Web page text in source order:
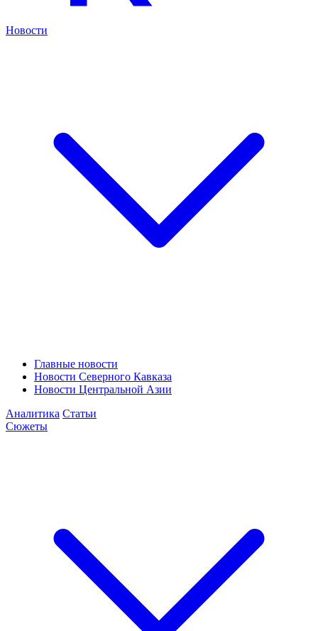
Новости
Главные новости
Новости Северного Кавказа
Новости Центральной Азии
Аналитика Статьи
Сюжеты